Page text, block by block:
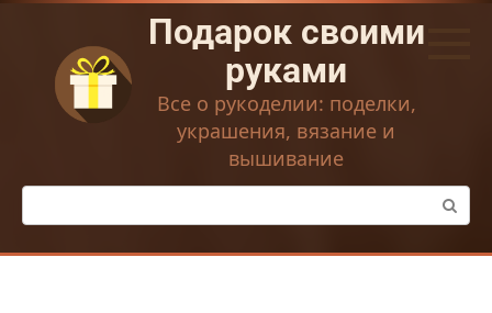
Перейти
контенту
Подарок своими
руками
Все о рукоделии: поделки,
украшения, вязание и
вышивание
Поиск: